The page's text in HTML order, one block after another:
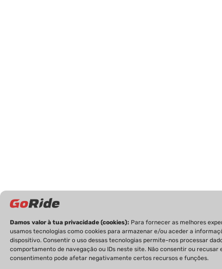
Damos valor à tua privacidade (cookies): Para fornecer as melhores
usamos tecnologias como cookies para armazenar e/ou aceder a
dispositivo. Consentir o uso dessas tecnologias permite-nos processar
comportamento de navegação ou IDs neste site. Não consentir ou recusar
consentimento pode afetar negativamente certos recursos e funções.